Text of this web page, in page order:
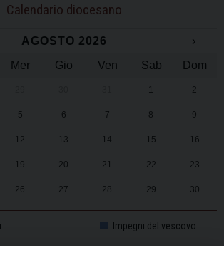
Calendario diocesano
AGOSTO 2026
›
Mer Gio Ven Sab Dom
1 2
5 6 7 8 9
12 13 14 15 16
19 20 21 22 23
26 27 28 29 30
Impegni del vescovo